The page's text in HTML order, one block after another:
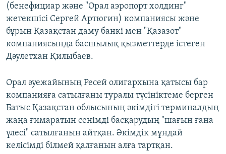
(бенефициар және "Орал аэропорт холдинг"
жетекшісі Сергей Артюгин) компаниясы және
бұрын Қазақстан даму банкі мен "Қазазот"
компаниясында басшылық қызметтерде істеген
Дәулетхан Қилыбаев.
Орал әуежайының Ресей олигархына қатысы бар
компанияға сатылғаны туралы түсініктеме берген
Батыс Қазақстан облысының әкімдігі терминалдың
жаңа ғимаратын сенімді басқарудың "шағын ғана
үлесі" сатылғанын айтқан. Әкімдік мұндай
келісімді білмей қалғанын алға тартқан.